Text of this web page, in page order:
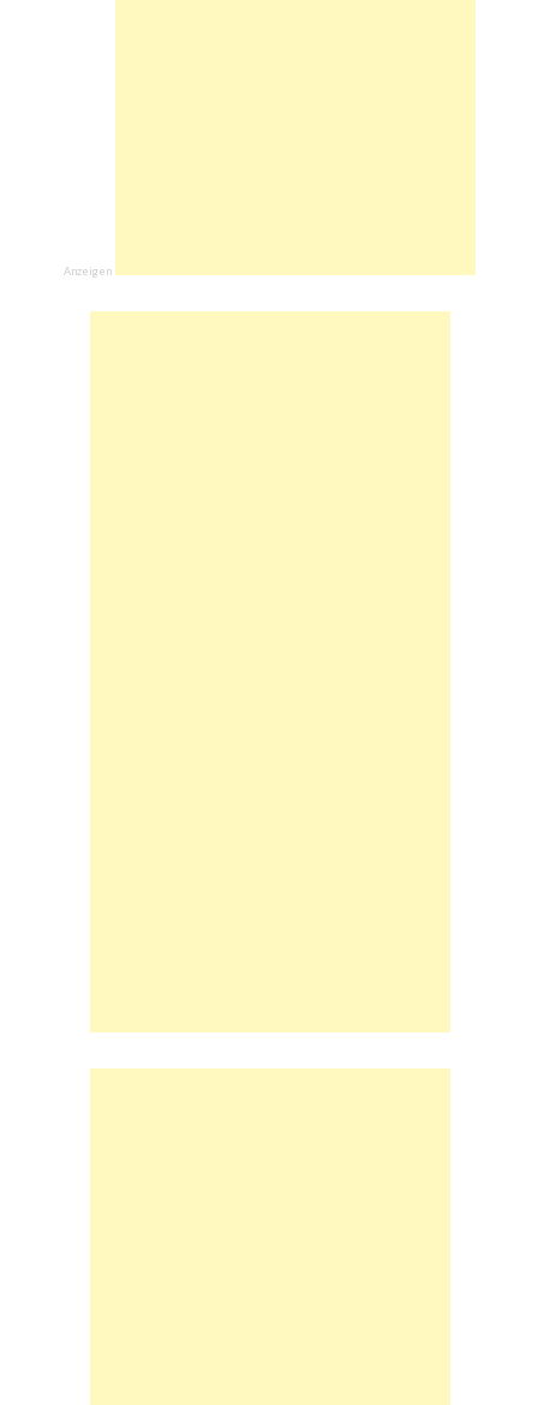
Anzeigen